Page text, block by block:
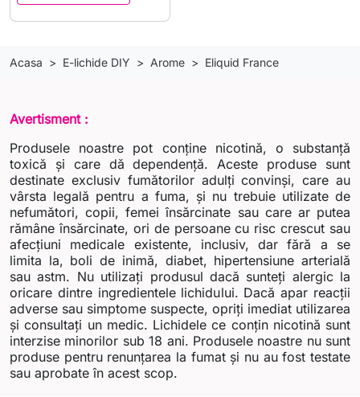
Acasa E-lichide DIY Arome Eliquid France
Avertisment :
Produsele noastre pot conține nicotină, o substanță
toxică și care dă dependență. Aceste produse sunt
destinate exclusiv fumătorilor adulți convinși, care au
vârsta legală pentru a fuma, și nu trebuie utilizate de
nefumători, copii, femei însărcinate sau care ar putea
rămâne însărcinate, ori de persoane cu risc crescut sau
afecțiuni medicale existente, inclusiv, dar fără a se
limita la, boli de inimă, diabet, hipertensiune arterială
sau astm. Nu utilizați produsul dacă sunteți alergic la
oricare dintre ingredientele lichidului. Dacă apar reacții
adverse sau simptome suspecte, opriți imediat utilizarea
și consultați un medic. Lichidele ce conțin nicotină sunt
interzise minorilor sub 18 ani. Produsele noastre nu sunt
produse pentru renunțarea la fumat și nu au fost testate
sau aprobate în acest scop.